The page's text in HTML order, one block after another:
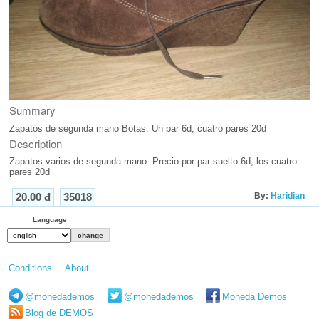
Summary
Zapatos de segunda mano Botas. Un par 6d, cuatro pares 20d
Description
Zapatos varios de segunda mano. Precio por par suelto 6d, los cuatro
pares 20d
20.00 đ 35018 By: Haridian
Language
Conditions About
@monedademos @monedademos
Moneda Demos
Blog de DEMOS